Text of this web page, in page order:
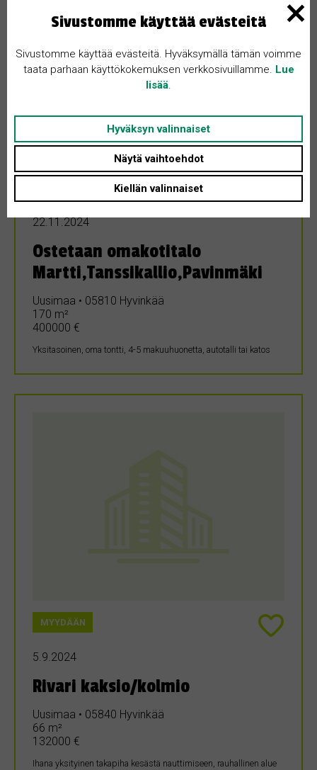
22.11.2024
Ostetaan omakotitalo
Martti,Tanssikallio,Pavinmäki
Uusimaa • 05810 Hyvinkää
170 m²
400000 €
Yksitasoinen, oma tontti, 4-5 makuuhuonetta, autotalli tai katos
MYYDÄÄN
5.9.2024
Rivari kaksio/kolmio
Uusimaa • 05840 Hyvinkää
66 m²
132000 €
Ihana yksityinen takapiha kesästä nauttimiseen, rauhallinen alue
Sivustomme käyttää evästeitä
Sivustomme käyttää evästeitä. Hyväksymällä tämän voimme
taata parhaan käyttökokemuksen verkkosivuillamme. Lue
lisää
Hyväksyn valinnaiset
Näytä vaihtoehdot
Kiellän valinnaiset